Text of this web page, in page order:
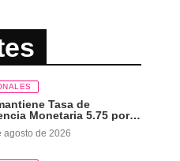
Tasa de
Monetaria 5.75 por
agosto de 2026